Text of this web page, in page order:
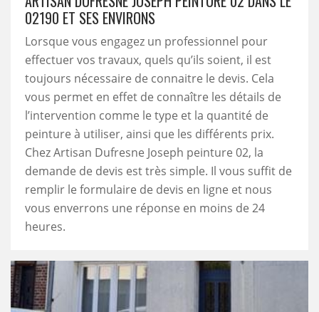
02190 ET SES ENVIRONS
Lorsque vous engagez un professionnel pour
effectuer vos travaux, quels qu’ils soient, il est
toujours nécessaire de connaitre le devis. Cela
vous permet en effet de connaître les détails de
l’intervention comme le type et la quantité de
peinture à utiliser, ainsi que les différents prix.
Chez Artisan Dufresne Joseph peinture 02, la
demande de devis est très simple. Il vous suffit de
remplir le formulaire de devis en ligne et nous
vous enverrons une réponse en moins de 24
heures.